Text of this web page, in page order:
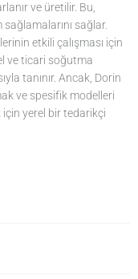
ve üretilir. Bu,
sağlar.
etkili çalışması için
ve ticari soğutma
tanınır. Ancak, Dorin
ve spesifik modelleri
yerel bir tedarikçi